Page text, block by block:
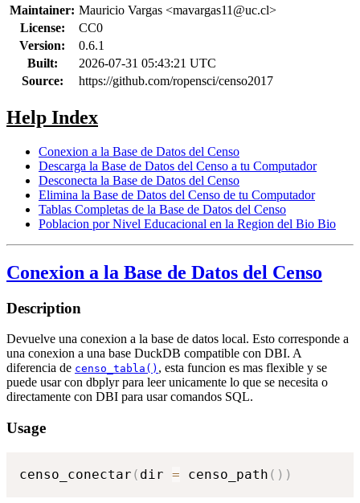
Maintainer: Mauricio Vargas <mavargas11@uc.cl>
License:
CC0
Version:
0.6.1
Built:
2026-07-31 05:43:21 UTC
Source:
https://github.com/ropensci/censo2017
Help Index
Conexion a la Base de Datos del Censo
Descarga la Base de Datos del Censo a tu Computador
Desconecta la Base de Datos del Censo
Elimina la Base de Datos del Censo de tu Computador
Tablas Completas de la Base de Datos del Censo
Poblacion por Nivel Educacional en la Region del Bio Bio
Conexion a la Base de Datos del Censo
Description
Devuelve una conexion a la base de datos local. Esto corresponde a
una conexion a una base DuckDB compatible con DBI. A
diferencia de censo_tabla() , esta funcion es mas flexible y se
puede usar con dbplyr para leer unicamente lo que se necesita o
directamente con DBI para usar comandos SQL.
Usage
censo_conectar ( dir = censo_path ( ) )